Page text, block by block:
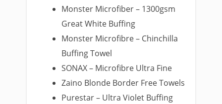
Monster Microfiber – 1300gsm
Great White Buffing
Monster Microfibre – Chinchilla
Buffing Towel
SONAX – Microfibre Ultra Fine
Zaino Blonde Border Free Towels
Purestar – Ultra Violet Buffing